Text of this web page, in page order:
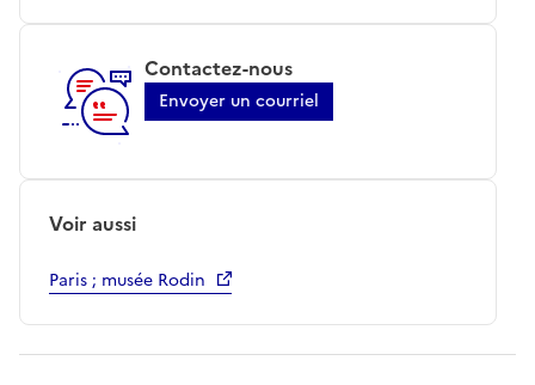
Contactez-nous
Envoyer un courriel
Voir aussi
Paris ; musée Rodin